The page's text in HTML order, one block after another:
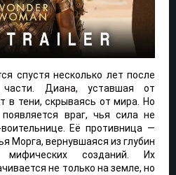
спустя несколько лет после
Диана, уставшая от
в тени, скрываясь от мира. Но
враг, чья сила не
Её противница —
Морга, вернувшаяся из глубин
созданий. Их
не только на земле, но